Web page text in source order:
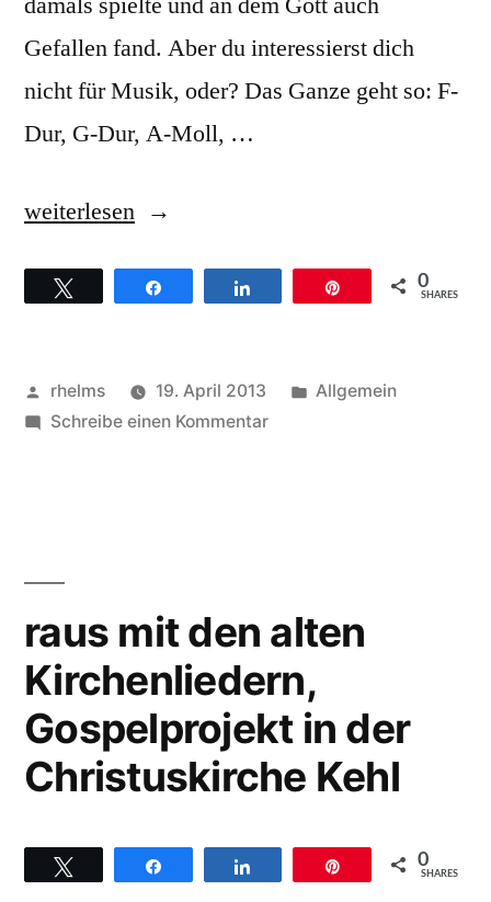
Gefallen fand. Aber du interessierst dich
nicht für Musik, oder? Das Ganze geht so: F-
Dur, G-Dur, A-Moll, …
„Leonard
–
zum
Titel
weiterlesen
0
SHARES
Veröffentlicht
von
rhelms 19. April 2013
Veröffentlicht
Allgemein
Schreibe einen Kommentarzu
Halleluja
raus mit den alten
Kirchenliedern,
Gospelprojekt in der
Christuskirche Kehl
0
SHARES